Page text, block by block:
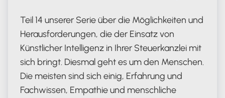
Teil 14 unserer Serie über die Möglichkeiten und
Herausforderungen, die der Einsatz von
Künstlicher Intelligenz in Ihrer Steuerkanzlei mit
sich bringt. Diesmal geht es um den Menschen.
Die meisten sind sich einig, Erfahrung und
Fachwissen, Empathie und menschliche